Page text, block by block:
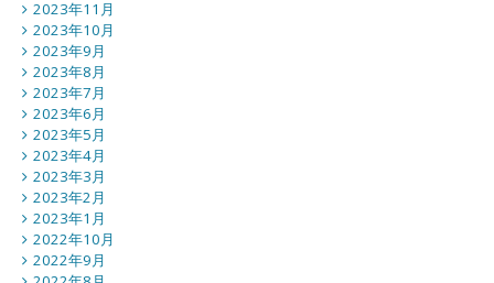
2023年11月
2023年10月
2023年9月
2023年8月
2023年7月
2023年6月
2023年5月
2023年4月
2023年3月
2023年2月
2023年1月
2022年10月
2022年9月